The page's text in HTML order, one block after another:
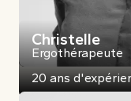
Christelle
Ergothérapeute
20 ans